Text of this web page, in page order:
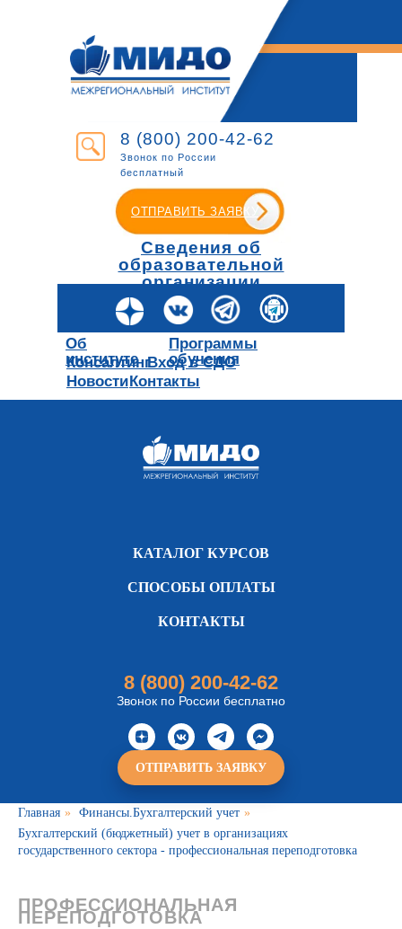
8 (800) 200-42-62
Звонок по России
бесплатный
ОТПРАВИТЬ ЗАЯВКУ
Сведения об
образовательной
организации
Об
институте
Программы
обучения
Консалтинг
Новости
Вход в СДО
Контакты
КАТАЛОГ КУРСОВ
СПОСОБЫ ОПЛАТЫ
КОНТАКТЫ
8 (800) 200-42-62
Звонок по России бесплатно
ОТПРАВИТЬ ЗАЯВКУ
Главная » Финансы.Бухгалтерский учет »
Бухгалтерский (бюджетный) учет в организациях
государственного сектора - профессиональная переподготовка
ПРОФЕССИОНАЛЬНАЯ
ПЕРЕПОДГОТОВКА